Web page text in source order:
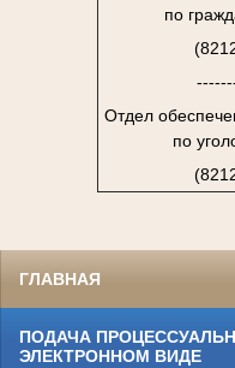
по
Отдел
по
ГЛАВНАЯ
ПОДАЧА
ЭЛЕКТРОННОМ ВИДЕ